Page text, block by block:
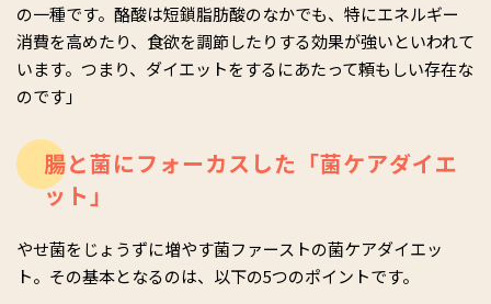
の一種です。酪酸は短鎖脂肪酸のなかでも、特にエネルギー
消費を高めたり、食欲を調節したりする効果が強いといわれて
います。つまり、ダイエットをするにあたって頼もしい存在な
のです」
腸と菌にフォーカスした「菌ケアダイエ
ット」
やせ菌をじょうずに増やす菌ファーストの菌ケアダイエッ
ト。その基本となるのは、以下の5つのポイントです。